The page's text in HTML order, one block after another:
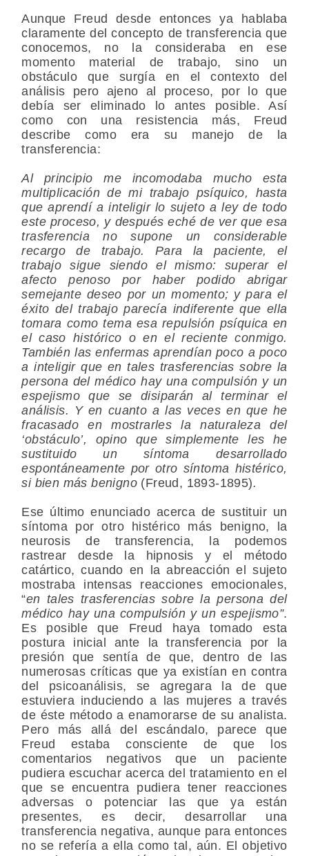
Aunque Freud desde entonces ya hablaba
claramente del concepto de transferencia que
conocemos, no la consideraba en ese
momento material de trabajo, sino un
obstáculo que surgía en el contexto del
análisis pero ajeno al proceso, por lo que
debía ser eliminado lo antes posible. Así
como con una resistencia más, Freud
describe como era su manejo de la
transferencia:
Al principio me incomodaba mucho esta
multiplicación de mi trabajo psíquico, hasta
que aprendí a inteligir lo sujeto a ley de todo
este proceso, y después eché de ver que esa
trasferencia no supone un considerable
recargo de trabajo. Para la paciente, el
trabajo sigue siendo el mismo: superar el
afecto penoso por haber podido abrigar
semejante deseo por un momento; y para el
éxito del trabajo parecía indiferente que ella
tomara como tema esa repulsión psíquica en
el caso histórico o en el reciente conmigo.
También las enfermas aprendían poco a poco
a inteligir que en tales trasferencias sobre la
persona del médico hay una compulsión y un
espejismo que se disiparán al terminar el
análisis. Y en cuanto a las veces en que he
fracasado en mostrarles la naturaleza del
‘obstáculo’, opino que simplemente les he
sustituido un síntoma desarrollado
espontáneamente por otro síntoma histérico,
si bien más benigno (Freud, 1893-1895).
Ese último enunciado acerca de sustituir un
síntoma por otro histérico más benigno, la
neurosis de transferencia, la podemos
rastrear desde la hipnosis y el método
catártico, cuando en la abreacción el sujeto
mostraba intensas reacciones emocionales,
“en tales trasferencias sobre la persona del
médico hay una compulsión y un espejismo”.
Es posible que Freud haya tomado esta
postura inicial ante la transferencia por la
presión que sentía de que, dentro de las
numerosas críticas que ya existían en contra
del psicoanálisis, se agregara la de que
estuviera induciendo a las mujeres a través
de éste método a enamorarse de su analista.
Pero más allá del escándalo, parece que
Freud estaba consciente de que los
comentarios negativos que un paciente
pudiera escuchar acerca del tratamiento en el
que se encuentra pudiera tener reacciones
adversas o potenciar las que ya están
presentes, es decir, desarrollar una
transferencia negativa, aunque para entonces
no se refería a ella como tal, aún. El objetivo